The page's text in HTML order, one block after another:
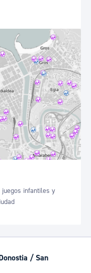
infantiles y
/ San